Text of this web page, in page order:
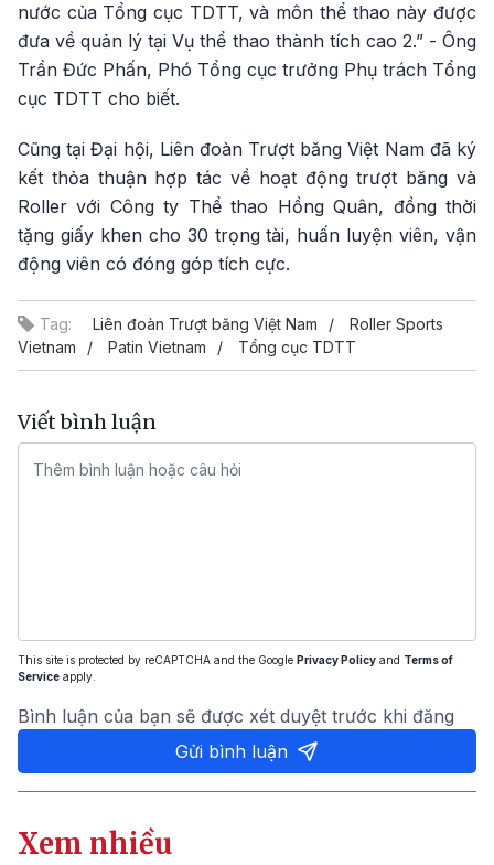
nước của Tổng cục TDTT, và môn thể thao này được
đưa về quản lý tại Vụ thể thao thành tích cao 2.” - Ông
Trần Đức Phấn, Phó Tổng cục trưởng Phụ trách Tổng
cục TDTT cho biết.
Cũng tại Đại hội, Liên đoàn Trượt băng Việt Nam đã ký
kết thỏa thuận hợp tác về hoạt động trượt băng và
Roller với Công ty Thể thao Hồng Quân, đồng thời
tặng giấy khen cho 30 trọng tài, huấn luyện viên, vận
động viên có đóng góp tích cực.
Tag: Liên đoàn Trượt băng Việt Nam
Roller Sports
Vietnam
Patin Vietnam Tổng cục TDTT
Viết bình luận
This site is protected by reCAPTCHA and the Google Privacy Policy and Terms of
Service apply.
Bình luận của bạn sẽ được xét duyệt trước khi đăng
Gửi bình luận
Xem nhiều